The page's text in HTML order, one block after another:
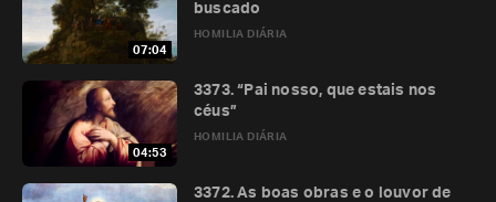
07:04
HOMILIA DIÁRIA
buscado
04:53
HOMILIA DIÁRIA
3373. “Pai nosso, que estais nos
céus”
3372. As boas obras e o louvor de